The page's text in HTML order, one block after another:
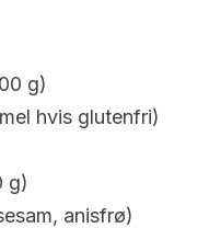
g)
hvis glutenfri)
g)
anisfrø)